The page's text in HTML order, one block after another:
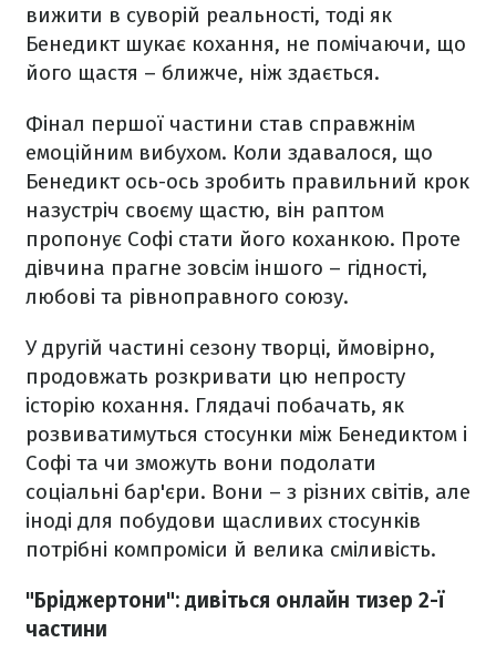
вижити в суворій реальності, тоді як
Бенедикт шукає кохання, не помічаючи, що
його щастя – ближче, ніж здається.
Фінал першої частини став справжнім
емоційним вибухом. Коли здавалося, що
Бенедикт ось-ось зробить правильний крок
назустріч своєму щастю, він раптом
пропонує Софі стати його коханкою. Проте
дівчина прагне зовсім іншого – гідності,
любові та рівноправного союзу.
У другій частині сезону творці, ймовірно,
продовжать розкривати цю непросту
історію кохання. Глядачі побачать, як
розвиватимуться стосунки між Бенедиктом і
Софі та чи зможуть вони подолати
соціальні бар'єри. Вони – з різних світів, але
іноді для побудови щасливих стосунків
потрібні компроміси й велика сміливість.
"Бріджертони": дивіться онлайн тизер 2-ї
частини